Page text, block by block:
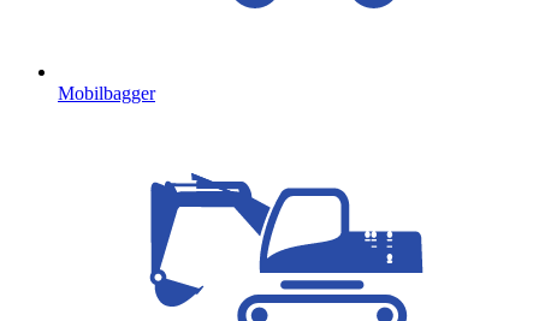
Mobilbagger